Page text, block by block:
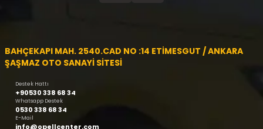
BAHÇEKAPI MAH. 2540.CAD NO :14 ETİMESGUT / ANKARA
ŞAŞMAZ OTO SANAYİ SİTESİ
Destek Hattı
+90530 338 68 34
Whatsapp Destek
0530 338 68 34
E-Mail
info@opellcenter.com